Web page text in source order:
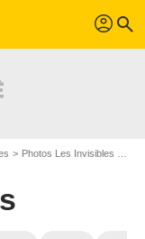
profil search
Photos Les Invisibles S02